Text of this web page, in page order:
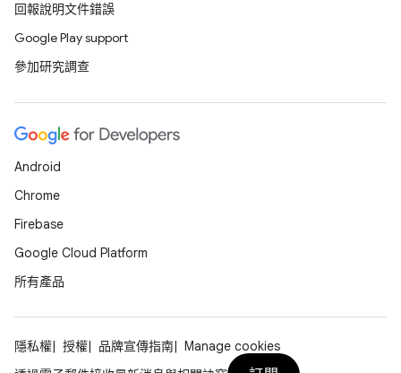
回報說明文件錯誤
Google Play support
參加研究調查
Android
Chrome
Firebase
Google Cloud Platform
所有產品
隱私權 授權 品牌宣傳指南
Manage cookies